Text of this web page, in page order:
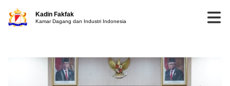
Kadin Fakfak
Kamar Dagang dan Industri Indonesia